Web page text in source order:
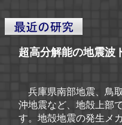
超高分解能の地震波
兵庫県南部地震、鳥
沖地震など、地殻上部
す。地殻地震の発生メ